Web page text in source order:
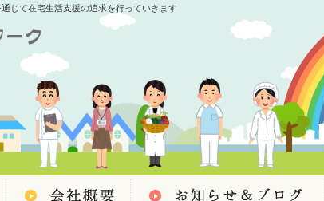
じて在宅生活支援の追求を行っていきます